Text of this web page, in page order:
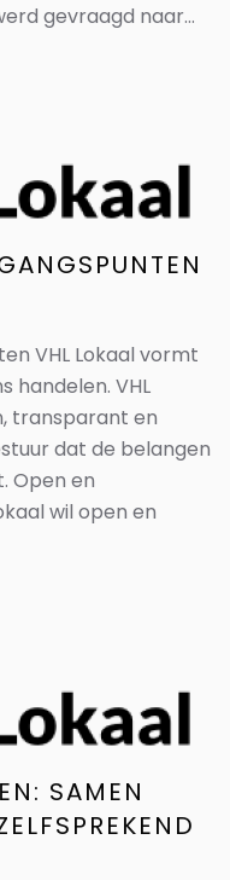
gevraagd naar...
VHL Lokaal vormt
handelen. VHL
transparant en
dat de belangen
Open en
wil open en
SAMEN